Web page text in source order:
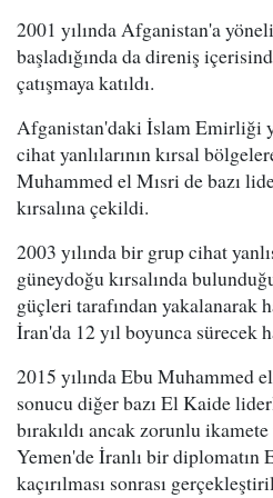
2001 yılında Afganistan'a
başladığında da direniş
çatışmaya katıldı.
Afganistan'daki İslam Emirliği
cihat yanlılarının kırsal
Muhammed el Mısri de bazı
kırsalına çekildi.
2003 yılında bir grup cihat
güneydoğu kırsalında
güçleri tarafından yakalanarak
İran'da 12 yıl boyunca sürecek
2015 yılında Ebu Muhammed
sonucu diğer bazı El Kaide
bırakıldı ancak zorunlu
Yemen'de İranlı bir diplomatın
kaçırılması sonrası